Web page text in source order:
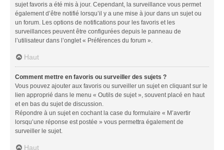
sujet favoris a été mis à jour. Cependant, la surveillance vous permet
également d’être notifié lorsqu’il y a une mise à jour dans un sujet ou
un forum. Les options de notifications pour les favoris et les
surveillances peuvent être configurées depuis le panneau de
l’utilisateur dans l’onglet « Préférences du forum ».
Haut
Comment mettre en favoris ou surveiller des sujets ?
Vous pouvez ajouter aux favoris ou surveiller un sujet en cliquant sur le
lien approprié dans le menu « Outils de sujet », souvent placé en haut
et en bas du sujet de discussion.
Répondre à un sujet en cochant la case du formulaire « M’avertir
lorsqu’une réponse est postée » vous permettra également de
surveiller le sujet.
Haut